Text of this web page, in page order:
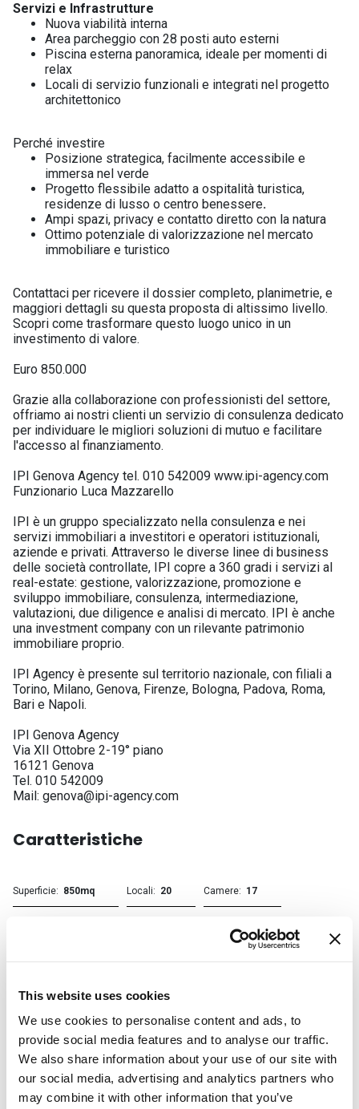
This website uses cookies
We use cookies to personalise content and ads, to
provide social media features and to analyse our traffic.
We also share information about your use of our site with
our social media, advertising and analytics partners who
may combine it with other information that you’ve
Servizi e Infrastrutture
Nuova viabilità interna
Area parcheggio con 28 posti auto esterni
Piscina esterna panoramica, ideale per momenti di
relax
Locali di servizio funzionali e integrati nel progetto
architettonico
Perché investire
Posizione strategica, facilmente accessibile e
immersa nel verde
Progetto flessibile adatto a ospitalità turistica,
residenze di lusso o centro benessere.
Ampi spazi, privacy e contatto diretto con la natura
Ottimo potenziale di valorizzazione nel mercato
immobiliare e turistico
Contattaci per ricevere il dossier completo, planimetrie, e
maggiori dettagli su questa proposta di altissimo livello.
Scopri come trasformare questo luogo unico in un
investimento di valore.
Euro 850.000
Grazie alla collaborazione con professionisti del settore,
offriamo ai nostri clienti un servizio di consulenza dedicato
per individuare le migliori soluzioni di mutuo e facilitare
l'accesso al finanziamento.
IPI Genova Agency tel. 010 542009 www.ipi-agency.com
Funzionario Luca Mazzarello
IPI è un gruppo specializzato nella consulenza e nei
servizi immobiliari a investitori e operatori istituzionali,
aziende e privati. Attraverso le diverse linee di business
delle società controllate, IPI copre a 360 gradi i servizi al
real-estate: gestione, valorizzazione, promozione e
sviluppo immobiliare, consulenza, intermediazione,
valutazioni, due diligence e analisi di mercato. IPI è anche
una investment company con un rilevante patrimonio
immobiliare proprio.
IPI Agency è presente sul territorio nazionale, con filiali a
Torino, Milano, Genova, Firenze, Bologna, Padova, Roma,
Bari e Napoli.
IPI Genova Agency
Via XII Ottobre 2-19° piano
16121 Genova
Tel. 010 542009
Mail: genova@ipi-agency.com
Caratteristiche
Superficie 850mq Locali 20 Camere 17
Cantina
Sì
Box
Singolo
Foto